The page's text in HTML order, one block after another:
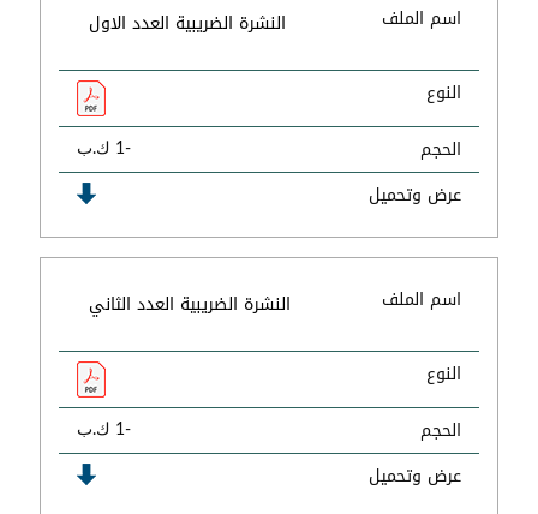
اسم الملف النشرة الضريبية العدد الاول
النوع
الحجم
-1 ك.ب
عرض وتحميل
اسم الملف النشرة الضريبية العدد الثاني
النوع
الحجم
-1 ك.ب
عرض وتحميل